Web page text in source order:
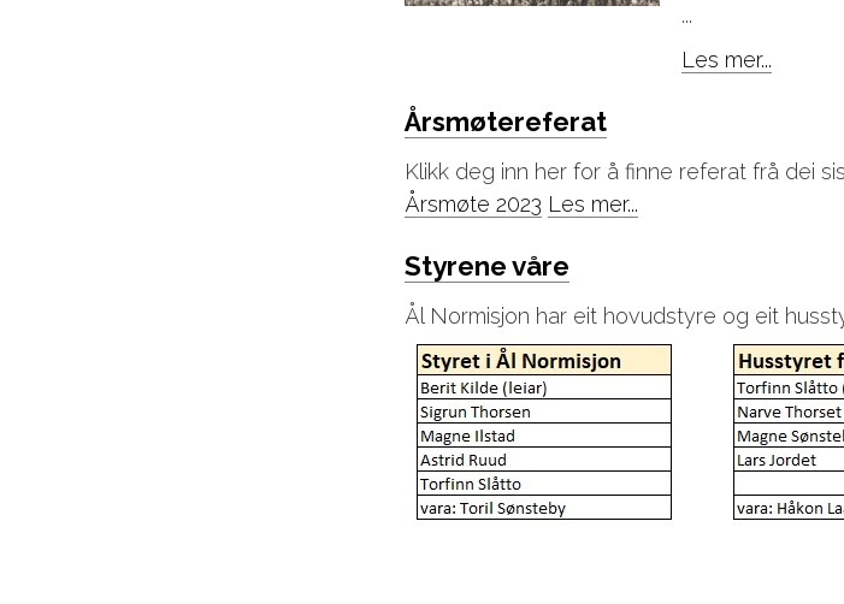
...
Les mer...
Årsmøtereferat
Klikk deg inn her for å finne referat frå dei
Årsmøte 2023 Les mer...
Styrene våre
Ål Normisjon har eit hovudstyre og eit